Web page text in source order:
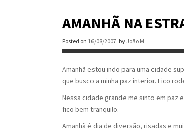
AMANHÃ NA
Posted on 16/08/2007 by João M
Amanhã estou indo para uma cidade
que busco a minha paz interior. Fico
Nessa cidade grande me sinto em paz
fico bem tranqüilo.
Amanhã é dia de diversão, risadas e